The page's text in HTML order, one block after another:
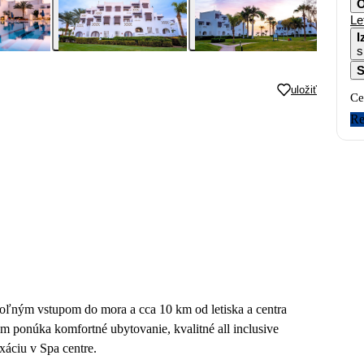
uložiť
vstupom do mora a cca 10 km od letiska a centra
ponúka komfortné ubytovanie, kvalitné all inclusive
v Spa centre.